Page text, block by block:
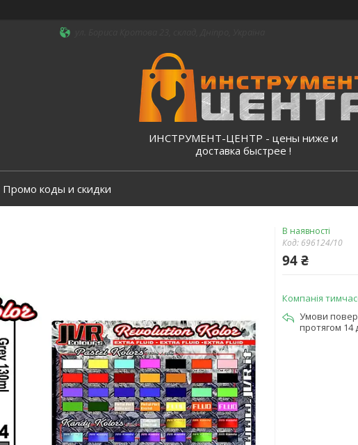
ИНСТРУМЕНТ-ЦЕНТР - цены ниже и
доставка быстрее !
Промо коды и скидки
В наявності
Код: 696124/10
94 ₴
Компанія
протягом 14